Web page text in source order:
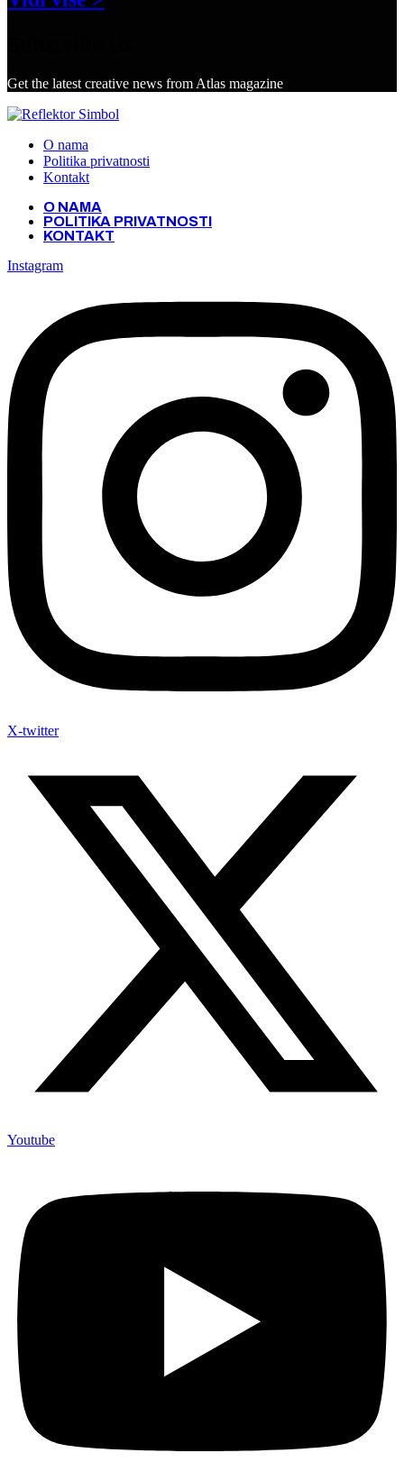
Get the latest creative news from Atlas magazine
O nama
Politika privatnosti
Kontakt
O NAMA
POLITIKA PRIVATNOSTI
KONTAKT
Instagram
X-twitter
Youtube